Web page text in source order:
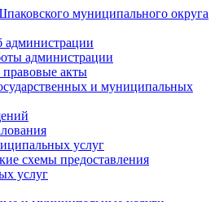
муниципального округа
администрации
акты
и муниципальных
услуг
схемы предоставления
услуг